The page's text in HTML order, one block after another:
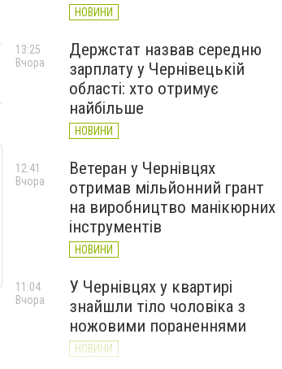
НОВИНИ
Держстат назвав середню
зарплату у Чернівецькій
області: хто отримує
найбільше
НОВИНИ
13:25
Вчора
Ветеран у Чернівцях
отримав мільйонний грант
на виробництво манікюрних
інструментів
НОВИНИ
12:41
Вчора
У Чернівцях у квартирі
знайшли тіло чоловіка з
ножовими пораненнями
НОВИНИ
11:04
Вчора